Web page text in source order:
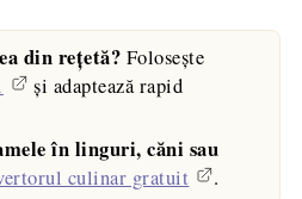
din rețetă? Folosește
și adaptează rapid
în linguri, căni sau
culinar gratuit .